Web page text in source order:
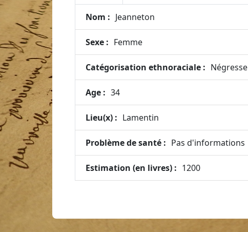
Nom : Jeanneton
Sexe : Femme
Catégorisation ethnoraciale : Négresse
Age : 34
Lieu(x) : Lamentin
Problème de santé : Pas d'informations
Estimation (en livres) : 1200